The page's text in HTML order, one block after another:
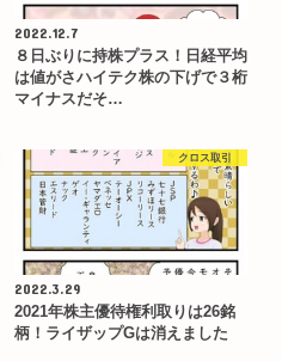
2022.12.7
８日ぶりに持株プラス！日経平均
は値がさハイテク株の下げで３桁
マイナスだそ…
クロス取引
2022.3.29
2021年株主優待権利取りは26銘
柄！ライザップGは消えました